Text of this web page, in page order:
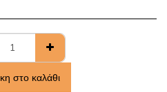
στο καλάθι